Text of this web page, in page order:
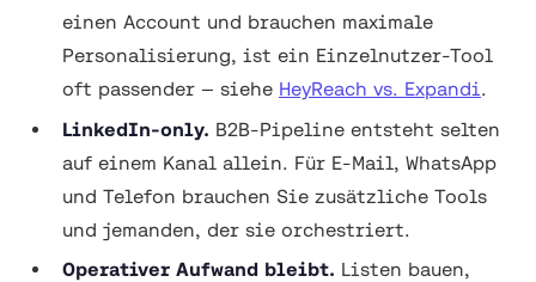
einen Account und brauchen maximale
Personalisierung, ist ein Einzelnutzer-Tool
oft passender — siehe HeyReach vs. Expandi.
LinkedIn-only. B2B-Pipeline entsteht selten
auf einem Kanal allein. Für E-Mail, WhatsApp
und Telefon brauchen Sie zusätzliche Tools
und jemanden, der sie orchestriert.
Operativer Aufwand bleibt. Listen bauen,